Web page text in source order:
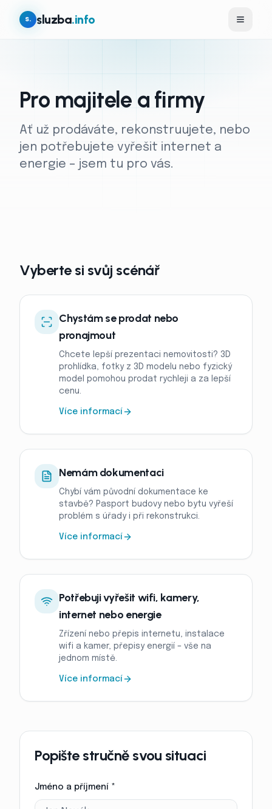
s. sluzba.info
Pro majitele a firmy
Ať už prodáváte, rekonstruujete, nebo
jen potřebujete vyřešit internet a
energie – jsem tu pro vás.
Vyberte si svůj scénář
Chystám se prodat nebo
pronajmout
Chcete lepší prezentaci nemovitosti? 3D
prohlídka, fotky z 3D modelu nebo fyzický
model pomohou prodat rychleji a za lepší
cenu.
Více informací
Nemám dokumentaci
Chybí vám původní dokumentace ke
stavbě? Pasport budovy nebo bytu vyřeší
problém s úřady i při rekonstrukci.
Více informací
Potřebuji vyřešit wifi, kamery,
internet nebo energie
Zřízení nebo přepis internetu, instalace
wifi a kamer, přepisy energií – vše na
jednom místě.
Více informací
Popište stručně svou situaci
Jméno a příjmení *